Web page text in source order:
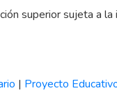
superior sujeta a
| Proyecto